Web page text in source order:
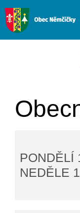
PONDĚLÍ
NEDĚLE